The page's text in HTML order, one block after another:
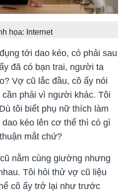
họa: Internet
tới dao kéo, có phải sau
đã có bạn trai, người ta
Vợ cũ lắc đầu, cô ấy nói
cần phải vì người khác. Tôi
tôi biết phụ nữ thích làm
kéo lên cơ thể thì có gì
mắt chứ?
nằm cùng giường nhưng
Tôi hỏi thử vợ cũ liệu
cô ấy trở lại như trước